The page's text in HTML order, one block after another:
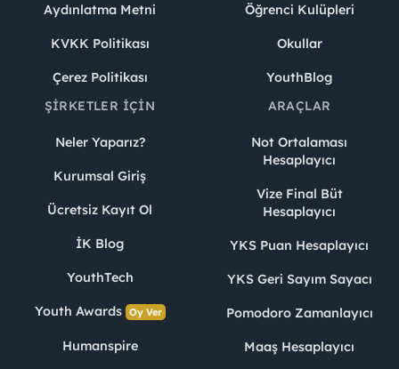
Aydınlatma Metni
KVKK Politikası
Çerez Politikası
Öğrenci Kulüpleri
Okullar
YouthBlog
ŞIRKETLER İÇIN
Neler Yaparız?
Kurumsal Giriş
Ücretsiz Kayıt Ol
İK Blog
YouthTech
Youth Awards Oy Ver
Humanspire
ARAÇLAR
Not Ortalaması
Hesaplayıcı
Vize Final Büt
Hesaplayıcı
YKS Puan Hesaplayıcı
YKS Geri Sayım Sayacı
Pomodoro Zamanlayıcı
Maaş Hesaplayıcı